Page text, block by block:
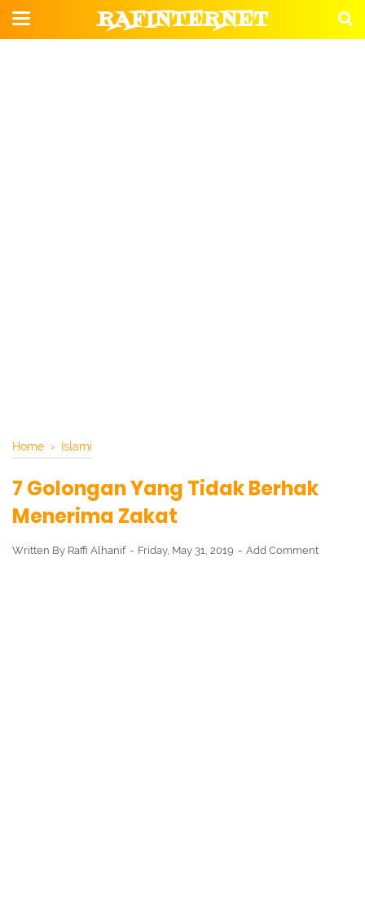
RAFINTERNET
Home › Islami
7 Golongan Yang Tidak Berhak
Menerima Zakat
Written By Raffi Alhanif Friday, May 31, 2019 Add Comment